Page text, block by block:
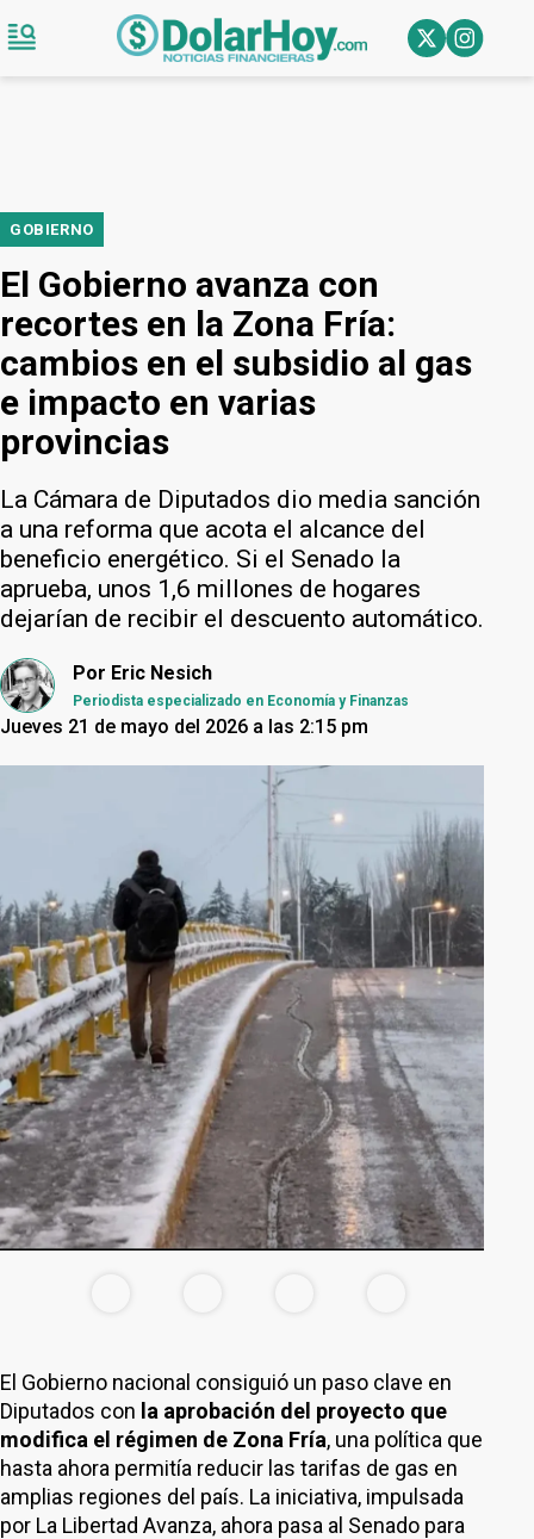
GOBIERNO
El Gobierno avanza con
recortes en la Zona Fría:
cambios en el subsidio al gas
e impacto en varias
provincias
La Cámara de Diputados dio media sanción
a una reforma que acota el alcance del
beneficio energético. Si el Senado la
aprueba, unos 1,6 millones de hogares
dejarían de recibir el descuento automático.
Por Eric Nesich
Periodista especializado en Economía y Finanzas
Jueves 21 de mayo del 2026 a las 2:15 pm
El Gobierno nacional consiguió un paso clave en
Diputados con la aprobación del proyecto que
modifica el régimen de Zona Fría, una política que
hasta ahora permitía reducir las tarifas de gas en
amplias regiones del país. La iniciativa, impulsada
por La Libertad Avanza, ahora pasa al Senado para